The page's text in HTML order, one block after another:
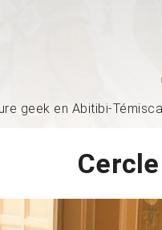
geek en Abitibi-